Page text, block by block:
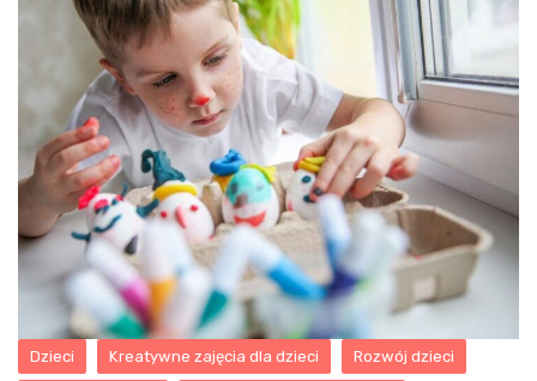
Dzieci Kreatywne zajęcia dla dzieci Rozwój dzieci